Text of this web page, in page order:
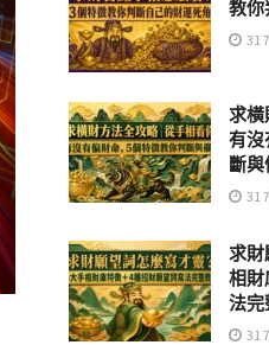
教你
31
求橫
有沒
斷
31
求財
相財
法完
31